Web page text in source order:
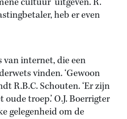
heb er even
van internet, die een
vinden. ‘Gewoon
R.B.C. Schouten. ‘Er zijn
troep.’ O.J. Boerrigter
gelegenheid om de